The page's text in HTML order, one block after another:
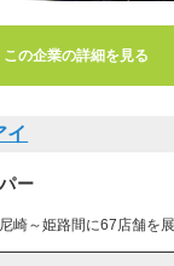
この企業の詳細を見る
ー
崎～姫路間に67店舗を